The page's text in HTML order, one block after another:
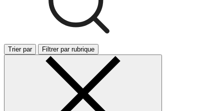
Trier par Filtrer par rubrique